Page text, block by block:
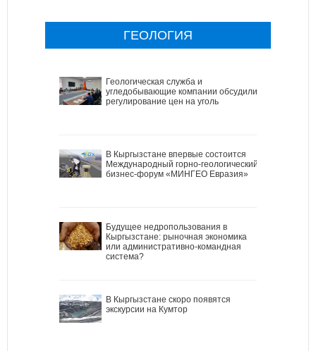
ГЕОЛОГИЯ
Геологическая служба и
угледобывающие компании обсудили
регулирование цен на уголь
В Кыргызстане впервые состоится
Международный горно-геологический
бизнес-форум «МИНГЕО Евразия»
Будущее недропользования в
Кыргызстане: рыночная экономика
или административно-командная
система?
В Кыргызстане скоро появятся
экскурсии на Кумтор